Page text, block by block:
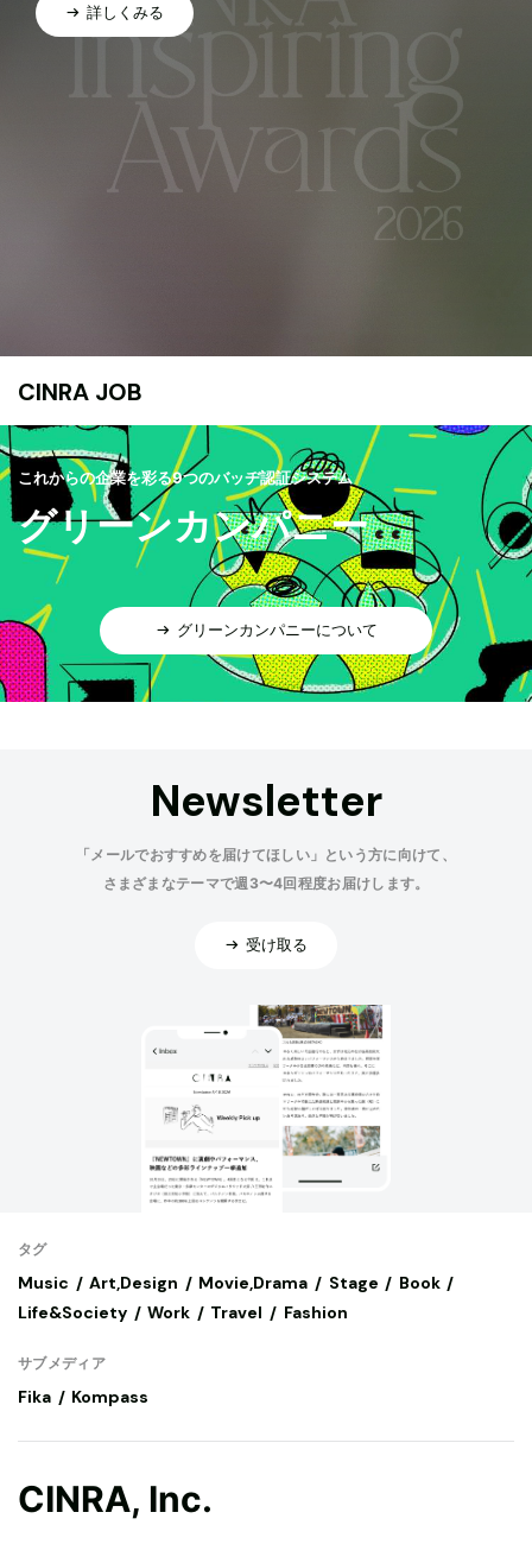
詳しくみる
CINRA JOB
これからの企業を彩る9つのバッヂ認証システム
グリーンカンパニー
グリーンカンパニーについて
Newsletter
「メールでおすすめを届けてほしい」という方に向けて、
さまざまなテーマで週3〜4回程度お届けします。
受け取る
タグ
Music Art,Design Movie,Drama Stage
Book
Life&Society
Work Travel Fashion
サブメディア
Fika Kompass
CINRA, Inc.